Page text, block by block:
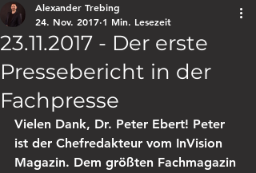
23.11.2017 - Der erste
Pressebericht in der
Fachpresse
Alexander Trebing
24. Nov. 2017 1 Min. Lesezeit
Vielen Dank, Dr. Peter Ebert! Peter
ist der Chefredakteur vom InVision
Magazin. Dem größten Fachmagazin